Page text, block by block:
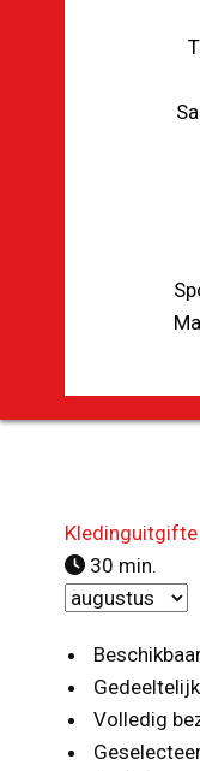
Kledinguitgifte
30 min.
Volledig